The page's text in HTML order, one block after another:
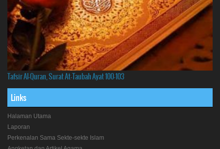
Tafsir Al-Quran, Surat At-Taubah Ayat 100-103
Links
Halaman Utama
Laporan
Perkenalan Sama Sekte-sekte Islam